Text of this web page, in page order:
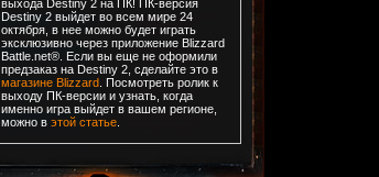
выхода Destiny 2 на ПК! ПК-версия
Destiny 2 выйдет во всем мире 24
октября, в нее можно будет играть
эксклюзивно через приложение Blizzard
Battle.net®. Если вы еще не оформили
предзаказ на Destiny 2, сделайте это в
магазине Blizzard. Посмотреть ролик к
выходу ПК-версии и узнать, когда
именно игра выйдет в вашем регионе,
можно в этой статье.